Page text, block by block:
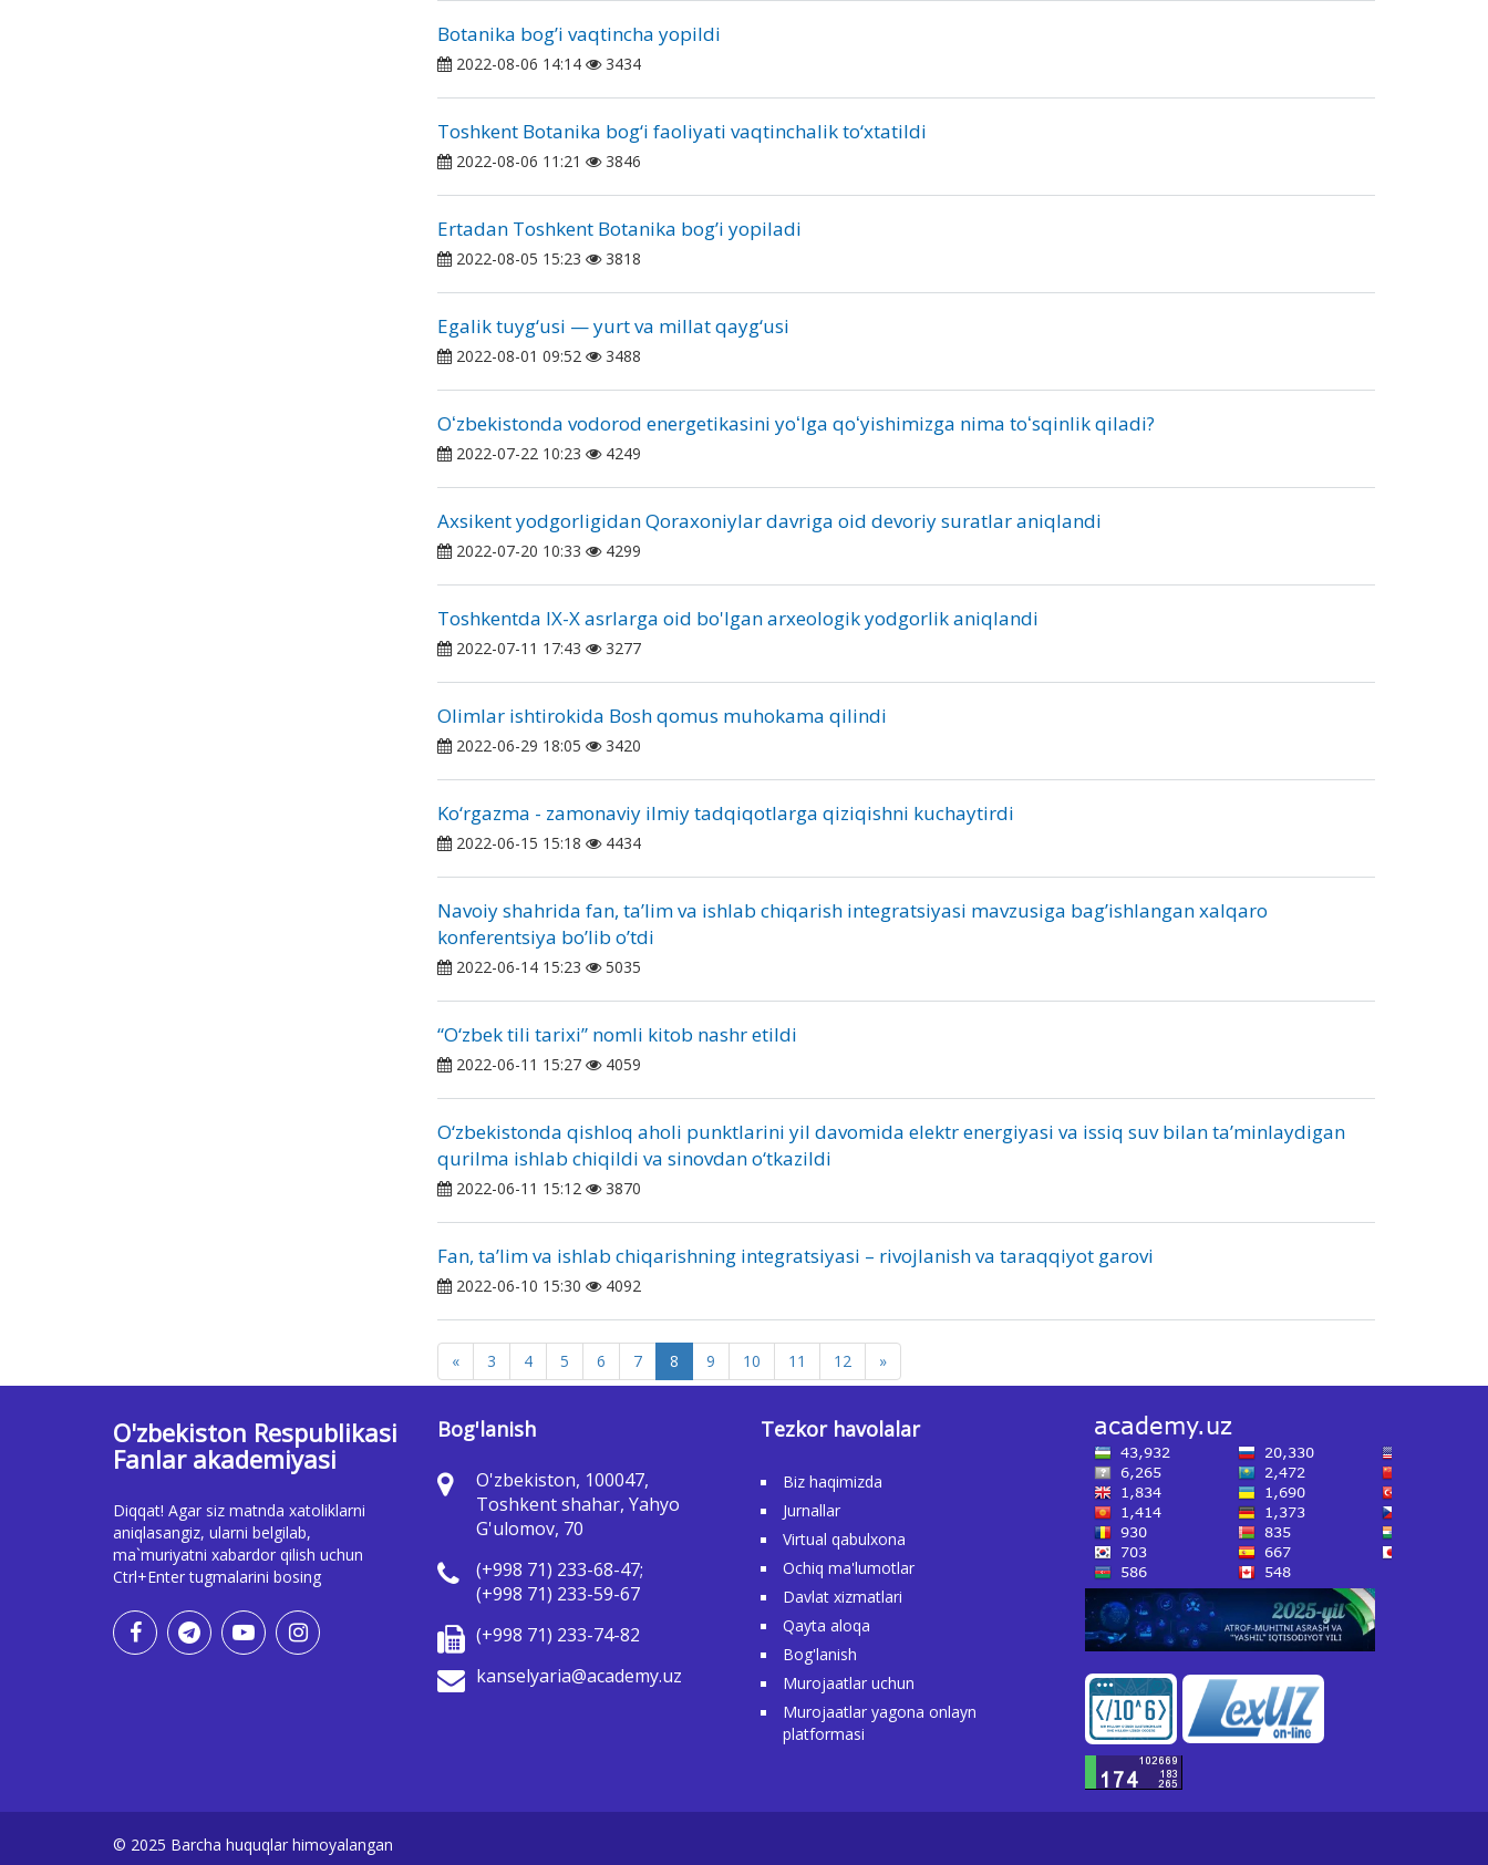
Botanika bogʼi vaqtincha yopildi
2022-08-06 14:14 3434
Toshkent Botanika bog‘i faoliyati vaqtinchalik to‘xtatildi
2022-08-06 11:21 3846
Ertadan Toshkent Botanika bogʼi yopiladi
2022-08-05 15:23 3818
Egalik tuyg‘usi — yurt va millat qayg‘usi
2022-08-01 09:52 3488
Oʻzbekistonda vodorod energetikasini yoʻlga qoʻyishimizga nima toʻsqinlik qiladi?
2022-07-22 10:23 4249
Axsikent yodgorligidan Qoraxoniylar davriga oid devoriy suratlar aniqlandi
2022-07-20 10:33 4299
Toshkentda IX-X asrlarga oid bo'lgan arxeologik yodgorlik aniqlandi
2022-07-11 17:43 3277
Olimlar ishtirokida Bosh qomus muhokama qilindi
2022-06-29 18:05 3420
Ko‘rgazma - zamonaviy ilmiy tadqiqotlarga qiziqishni kuchaytirdi
2022-06-15 15:18 4434
Navoiy shahrida fan, taʼlim va ishlab chiqarish integratsiyasi mavzusiga bagʼishlangan xalqaro
konferentsiya boʼlib oʼtdi
2022-06-14 15:23 5035
“O‘zbek tili tarixi” nomli kitob nashr etildi
2022-06-11 15:27 4059
O‘zbekistonda qishloq aholi punktlarini yil davomida elektr energiyasi va issiq suv bilan ta’minlaydigan
qurilma ishlab chiqildi va sinovdan o‘tkazildi
2022-06-11 15:12 3870
Fan, ta’lim va ishlab chiqarishning integratsiyasi – rivojlanish va taraqqiyot garovi
2022-06-10 15:30 4092
« 3 4 5 6 7 8 9 10 11 12 »
O'zbekiston Respublikasi
Fanlar akademiyasi
Diqqat! Agar siz matnda xatoliklarni
aniqlasangiz, ularni belgilab,
ma`muriyatni xabardor qilish uchun
Ctrl+Enter tugmalarini bosing
Bog'lanish
O'zbekiston, 100047,
Toshkent shahar, Yahyo
G'ulomov, 70
(+998 71) 233-68-47;
(+998 71) 233-59-67
(+998 71) 233-74-82
kanselyaria@academy.uz
Tezkor havolalar
Biz haqimizda
Jurnallar
Virtual qabulxona
Ochiq ma'lumotlar
Davlat xizmatlari
Qayta aloqa
Bog'lanish
Murojaatlar uchun
Murojaatlar yagona onlayn
platformasi
© 2025 Barcha huquqlar himoyalangan